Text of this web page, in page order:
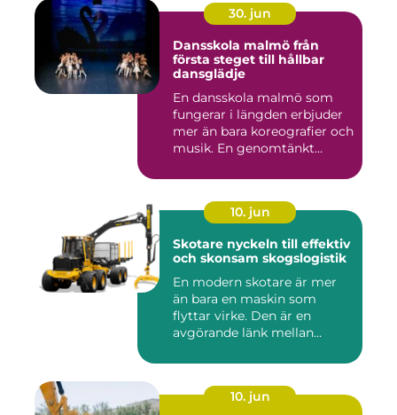
30. jun
Dansskola malmö från
första steget till hållbar
dansglädje
En dansskola malmö som
fungerar i längden erbjuder
mer än bara koreografier och
musik. En genomtänkt...
10. jun
Skotare nyckeln till effektiv
och skonsam skogslogistik
En modern skotare är mer
än bara en maskin som
flyttar virke. Den är en
avgörande länk mellan
10. jun